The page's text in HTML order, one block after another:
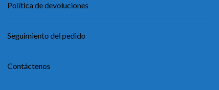
Política de devoluciones
Seguimiento del pedido
Contáctenos